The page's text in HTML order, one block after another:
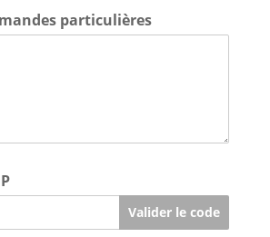
particulières
Valider le code